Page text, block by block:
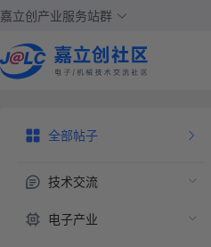
嘉立创产业服务站群
全部帖子
技术交流
电子产业